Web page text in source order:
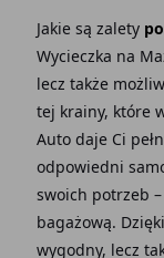
Jakie są zalety
Wycieczka na
lecz także
tej krainy, które
Auto daje Ci
odpowiedni
swoich potrzeb
bagażową.
wygodny, lecz